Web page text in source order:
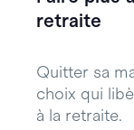
retraite
Quitter sa
choix qui
à la retraite.